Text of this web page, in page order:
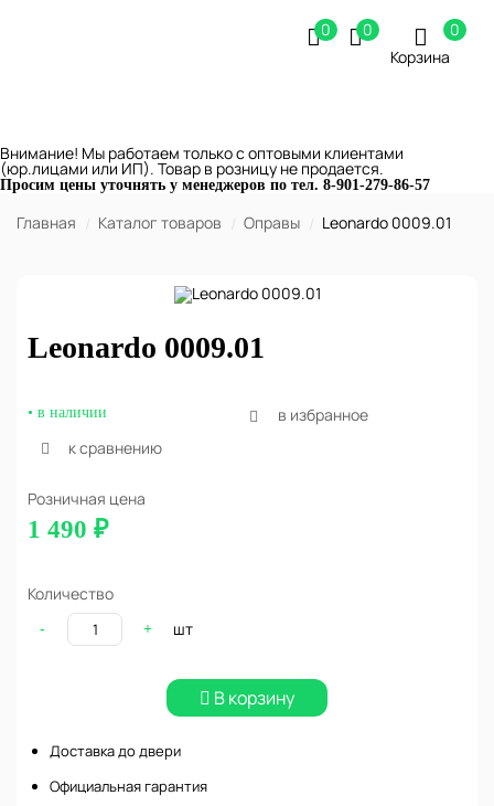
0 0
0
Корзина
Внимание! Мы работаем только с оптовыми клиентами
(юр.лицами или ИП). Товар в розницу не продается.
Просим цены уточнять у менеджеров по тел. 8-901-279-86-57
Главная Каталог товаров Оправы Leonardo 0009.01
Leonardo 0009.01
• в наличии
в избранное
к сравнению
Розничная цена
1 490 ₽
Количество
- + шт
В корзину
Доставка до двери
Официальная гарантия